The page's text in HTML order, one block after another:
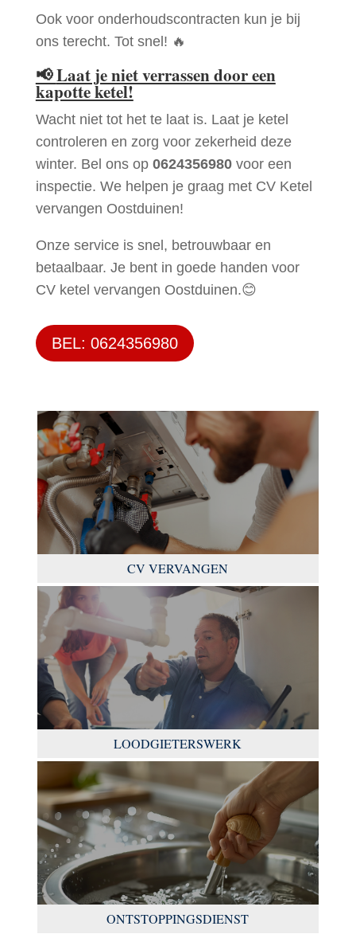
Ook voor onderhoudscontracten kun je bij
ons terecht. Tot snel! 🔥
📢Laat je niet verrassen door een
kapotte ketel!
Wacht niet tot het te laat is. Laat je ketel
controleren en zorg voor zekerheid deze
winter. Bel ons op 0624356980voor een
inspectie. We helpen je graag met CV Ketel
vervangen Oostduinen!
Onze service is snel, betrouwbaar en
betaalbaar. Je bent in goede handen voor
CV ketel vervangen Oostduinen.😊
BEL: 0624356980
CV VERVANGEN
LOODGIETERSWERK
ONTSTOPPINGSDIENST